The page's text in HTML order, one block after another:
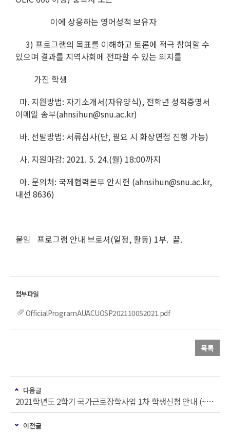
이에 상응하는 영어성적 보유자
3) 프로그램의 목표를 이해하고 토론에 적극 참여할 수
있으며 결과를 지역사회에 전파할 수 있는 의지를
가진 학생
마. 지원방법: 자기소개서(자유양식), 전학년 성적증명서
이메일 송부(ahnsihun@snu.ac.kr)
바. 선발방법: 서류심사(단, 필요 시 화상면접 진행 가능)
사. 지원마감: 2021. 5. 24.(월) 18:00까지
아. 문의처: 국제협력본부 안시헌 (ahnsihun@snu.ac.kr,
내선 8636)
붙임 프로그램 안내 브로셔(일정, 활동) 1부. 끝.
OfficialProgramAUACUOSP202110052021.pdf
목록
다음글
2021학년도 2학기 국가근로장학사업 1차 학생신청 안내 (~6/17 목)
이전글